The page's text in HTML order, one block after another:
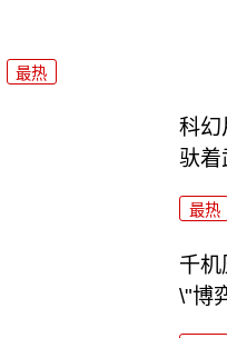
最热
科幻
驮着
最热
千机
\"博